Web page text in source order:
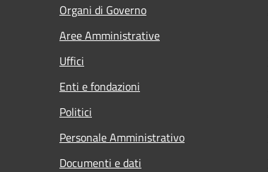
Organi di Governo
Aree Amministrative
Uffici
Enti e fondazioni
Politici
Personale Amministrativo
Documenti e dati